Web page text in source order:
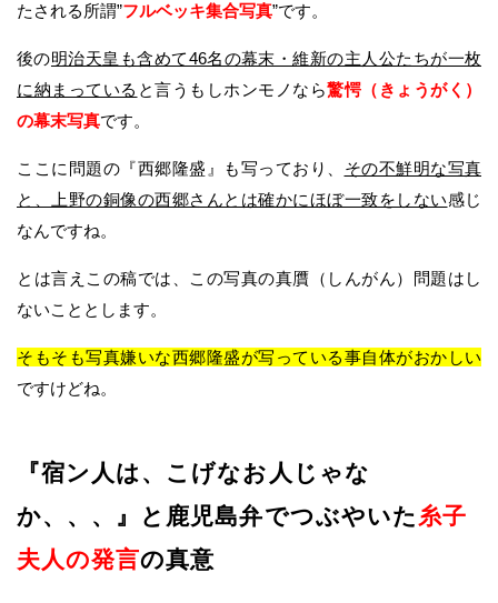
たされる所謂”フルベッキ集合写真”です。
後の明治天皇も含めて46名の幕末・維新の主人公たちが一枚
に納まっている と言うもしホンモノなら驚愕（きょうがく）
の幕末写真です。
ここに問題の『西郷隆盛』も写っており、 その不鮮明な写真
と、上野の銅像の西郷さんとは確かにほぼ一致をしない感じ
なんですね。
とは言えこの稿では、この写真の真贋（しんがん）問題はし
ないこととします。
そもそも写真嫌いな西郷隆盛が写っている事自体がおかしい
ですけどね。
『宿ン人は、こげなお人じゃな
か、、、 』と鹿児島弁でつぶやいた 糸子
夫人の発言の真意